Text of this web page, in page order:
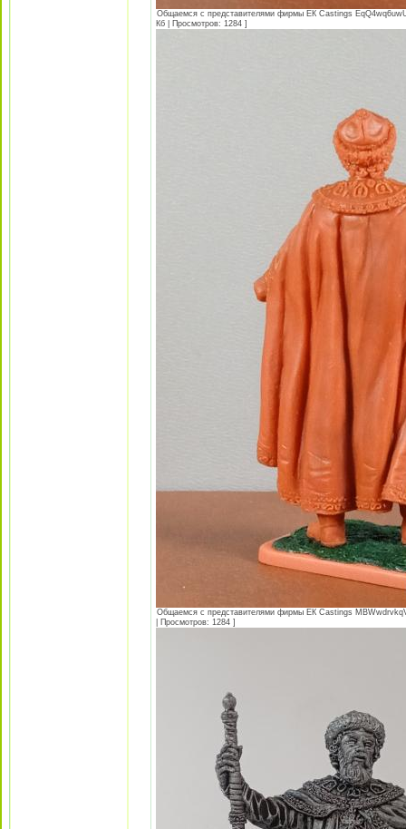
Общаемся с представителями фирмы EК Castings
Кб | Просмотров: 1284 ]
Общаемся с представителями фирмы EК Castings
| Просмотров: 1284 ]